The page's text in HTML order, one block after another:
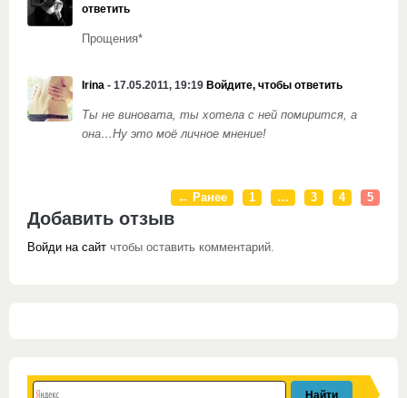
ответить
Прощения*
Irina - 17.05.2011, 19:19 Войдите, чтобы ответить
Ты не виновата, ты хотела с ней помирится, а
она…Ну это моё личное мнение!
← Ранее 1 … 3 4 5
Добавить отзыв
Войди на сайт чтобы оставить комментарий.